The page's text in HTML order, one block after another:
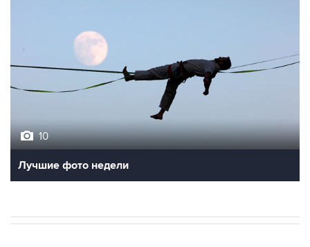
10
Лучшие фото недели